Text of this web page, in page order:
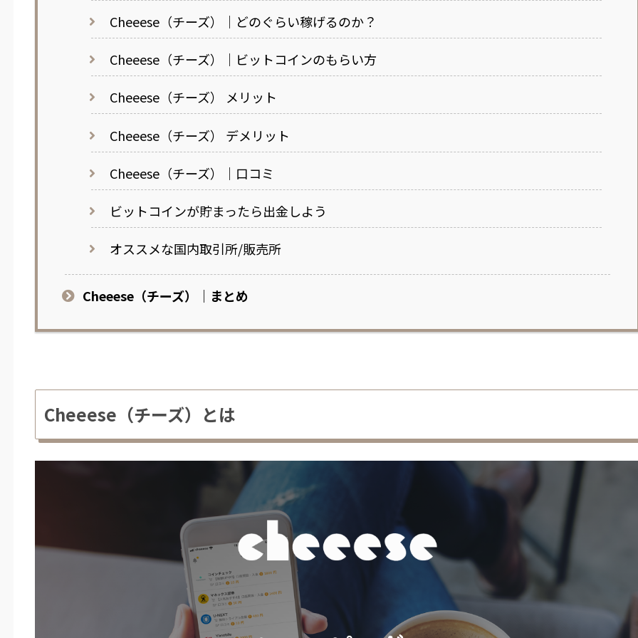
Cheeese（チーズ）｜どのぐらい稼げるのか？
Cheeese（チーズ）｜ビットコインのもらい方
Cheeese（チーズ） メリット
Cheeese（チーズ） デメリット
Cheeese（チーズ）｜口コミ
ビットコインが貯まったら出金しよう
オススメな国内取引所/販売所
Cheeese（チーズ）｜まとめ
Cheeese（チーズ）とは